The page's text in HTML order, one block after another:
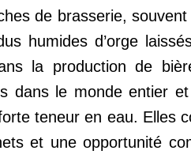
de brasserie,
humides d’orge
la production de
dans le monde entier
teneur en eau. Elles
et une opportunité